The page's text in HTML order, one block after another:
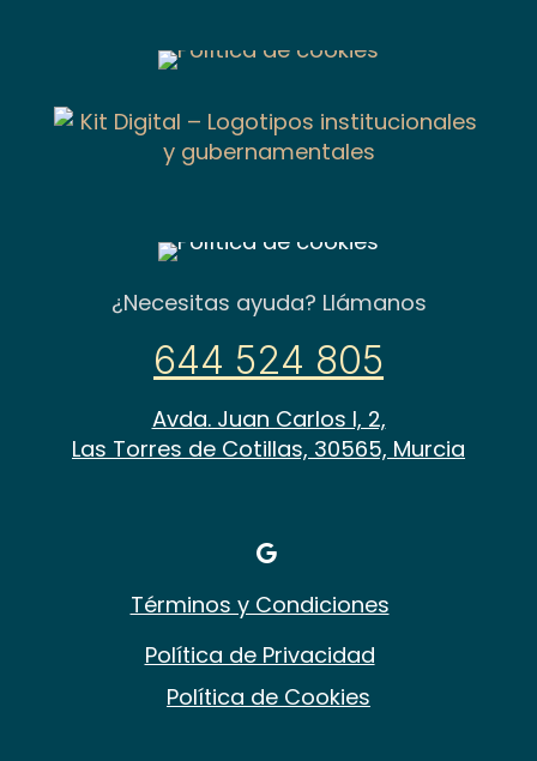
¿Necesitas ayuda? Llámanos
644 524 805
Avda. Juan Carlos I, 2,
Las Torres de Cotillas, 30565, Murcia
Términos y Condiciones
Política de Privacidad
Política de Cookies